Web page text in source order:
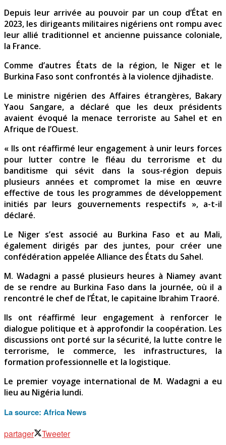
Depuis leur arrivée au pouvoir par un coup d’État en
2023, les dirigeants militaires nigériens ont rompu avec
leur allié traditionnel et ancienne puissance coloniale,
la France.
Comme d’autres États de la région, le Niger et le
Burkina Faso sont confrontés à la violence djihadiste.
Le ministre nigérien des Affaires étrangères, Bakary
Yaou Sangare, a déclaré que les deux présidents
avaient évoqué la menace terroriste au Sahel et en
Afrique de l’Ouest.
« Ils ont réaffirmé leur engagement à unir leurs forces
pour lutter contre le fléau du terrorisme et du
banditisme qui sévit dans la sous-région depuis
plusieurs années et compromet la mise en œuvre
effective de tous les programmes de développement
initiés par leurs gouvernements respectifs », a-t-il
déclaré.
Le Niger s’est associé au Burkina Faso et au Mali,
également dirigés par des juntes, pour créer une
confédération appelée Alliance des États du Sahel.
M. Wadagni a passé plusieurs heures à Niamey avant
de se rendre au Burkina Faso dans la journée, où il a
rencontré le chef de l’État, le capitaine Ibrahim Traoré.
Ils ont réaffirmé leur engagement à renforcer le
dialogue politique et à approfondir la coopération. Les
discussions ont porté sur la sécurité, la lutte contre le
terrorisme, le commerce, les infrastructures, la
formation professionnelle et la logistique.
Le premier voyage international de M. Wadagni a eu
lieu au Nigéria lundi.
La source: Africa News
partager Tweeter